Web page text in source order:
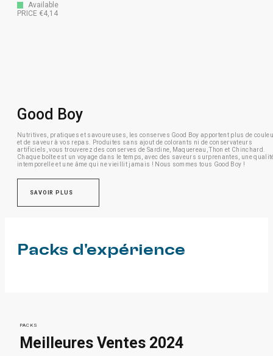
Available
PRICE €4,14
Good Boy
Nutritives, pratiques et savoureuses, les conserves Good Boy apportent plus de
et de saveur à vos repas. Produites sans ajout de colorants ni de conservateurs
artificiels, vous trouverez des conserves de Sardine, Maquereau, Thon et Chinchard.
Chaque boîte est un voyage dans le temps, avec des saveurs surprenantes, une
intemporelle et une âme qui ne vieillit jamais ! Nous sommes tous Good Boy !
SAVOIR PLUS
Packs d'expérience
PACKS
Meilleures Ventes 2024